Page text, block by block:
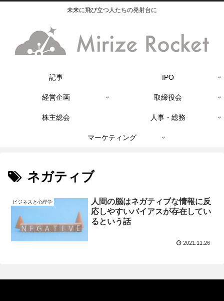
未来に飛び立つ人たちの発射台に
記事 IPO
経営企画 取締役会
株主総会 人事・総務
マーケティング
ネガティブ
ビジネスと心理学
人間の脳はネガティブな情報に反
応しやすいバイアスが存在してい
るという話
2021.11.26